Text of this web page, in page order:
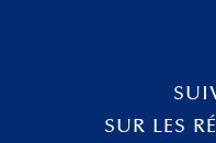
SUR LES